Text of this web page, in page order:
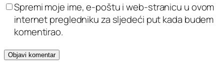
Spremi moje ime, e-poštu i web-stranicu u ovom
internet pregledniku za sljedeći put kada budem
komentirao.